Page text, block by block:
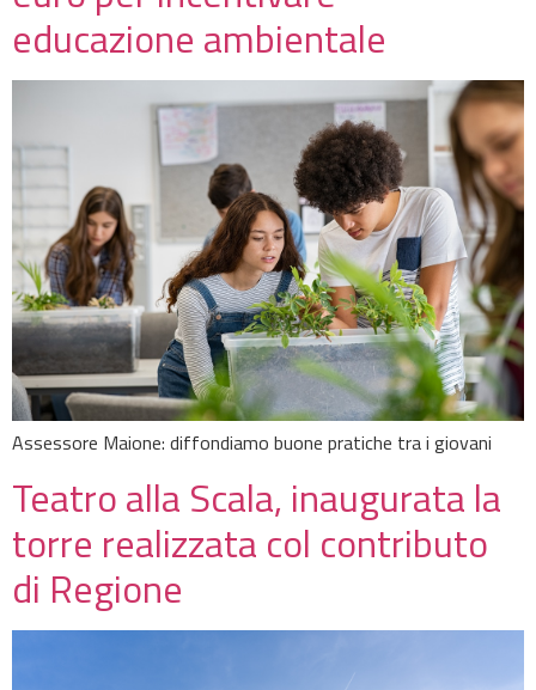
educazione ambientale
Assessore Maione: diffondiamo buone pratiche tra i giovani
Teatro alla Scala, inaugurata la
torre realizzata col contributo
di Regione